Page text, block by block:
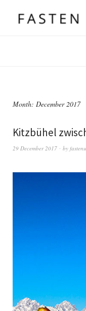
Month: December 2017
Kitzbühel
29 December 2017 by